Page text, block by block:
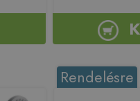
Rendelésre